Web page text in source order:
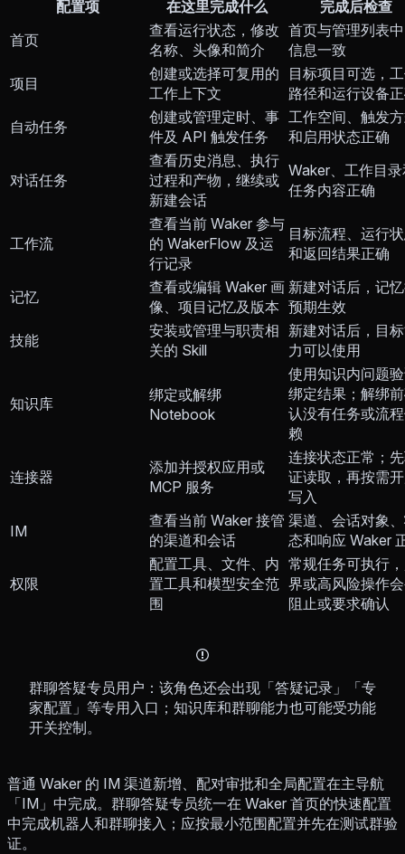
配置项 在这里完成什么
完成后检查
首页
查看运行状态，修改
名称、头像和简介
首页与管理列表
信息一致
项目
创建或选择可复用的
工作上下文
目标项目可选，
路径和运行设备
自动任务
创建或管理定时、事
件及 API 触发任务
工作空间、触发
和启用状态正确
对话任务
查看历史消息、执行
过程和产物，继续或
新建会话
Waker、工作目
任务内容正确
工作流
查看当前 Waker 参与
的 WakerFlow 及运
行记录
目标流程、运行
和返回结果正确
记忆
查看或编辑 Waker 画
像、项目记忆及版本
新建对话后，记
预期生效
技能
安装或管理与职责相
关的 Skill
新建对话后，目
力可以使用
知识库
绑定或解绑
Notebook
使用知识内问题
绑定结果；解绑
认没有任务或流
赖
连接器
添加并授权应用或
MCP 服务
连接状态正常；
证读取，再按需
写入
IM
查看当前 Waker 接管
的渠道和会话
渠道、会话对象
态和响应 Waker
权限
配置工具、文件、内
置工具和模型安全范
围
常规任务可执行
界或高风险操作
阻止或要求确认
群聊答疑专员用户：该角色还会出现「答疑记录」「专
家配置」等专用入口；知识库和群聊能力也可能受功能
开关控制。
普通 Waker 的 IM 渠道新增、配对审批和全局配置在主导航
「IM」中完成。群聊答疑专员统一在 Waker 首页的快速配置
中完成机器人和群聊接入；应按最小范围配置并先在测试群验
证。